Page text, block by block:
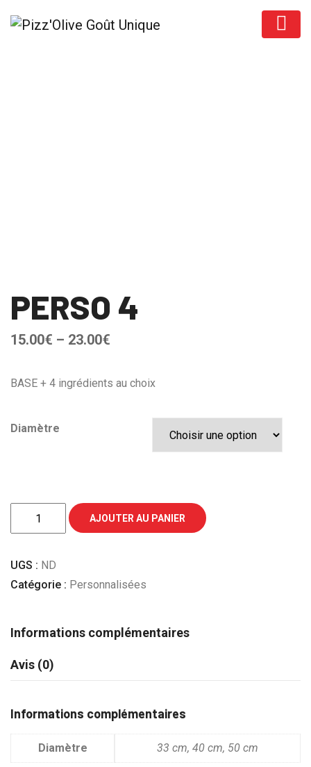
PERSO 4
15.00€ – 23.00€
BASE + 4 ingrédients au choix
Diamètre
quantité
de
4
AJOUTER AU PANIER
UGS : ND
Catégorie : Personnalisées
Informations complémentaires
Avis (0)
Informations complémentaires
Diamètre 33 cm, 40 cm, 50 cm